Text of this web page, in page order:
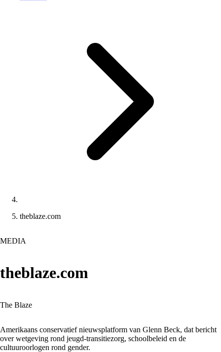
theblaze.com
MEDIA
theblaze.com
The Blaze
Amerikaans conservatief nieuwsplatform van Glenn Beck, dat bericht
over wetgeving rond jeugd-transitiezorg, schoolbeleid en de
cultuuroorlogen rond gender.